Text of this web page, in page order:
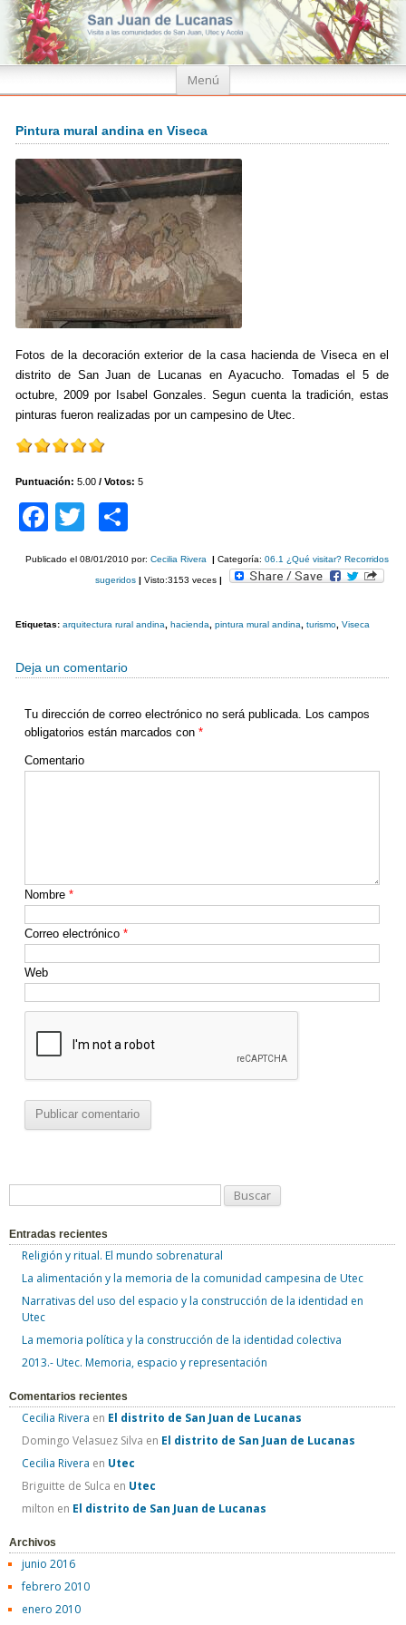
Menú
Ir
Pintura mural andina en Viseca
Fotos de la decoración exterior de la casa hacienda de Viseca en el
distrito de San Juan de Lucanas en Ayacucho. Tomadas el 5 de
octubre, 2009 por Isabel Gonzales. Segun cuenta la tradición, estas
pinturas fueron realizadas por un campesino de Utec.
Puntuación: 5.00 / Votos: 5
F
b
o
k
T
tt
m
ar
Publicado el08/01/2010 por:Cecilia Rivera | Categoría:06.1 ¿Qué visitar? Recorridos
sugeridos | Visto:3153 veces|
Etiquetas: arquitectura rural andina hacienda pintura mural andina turismo Viseca
Deja un comentario
Tu dirección de correo electrónico no será publicada.
Los campos
obligatorios están marcados con *
Comentario
Nombre *
Correo electrónico *
Web
s
Entradas recientes
Religión y ritual. El mundo sobrenatural
La alimentación y la memoria de la comunidad campesina de Utec
Narrativas del uso del espacio y la construcción de la identidad en
Utec
La memoria política y la construcción de la identidad colectiva
2013.- Utec. Memoria, espacio y representación
Comentarios recientes
Cecilia Rivera en El distrito de San Juan de Lucanas
Domingo Velasuez Silva en El distrito de San Juan de Lucanas
Cecilia Rivera en Utec
Briguitte de Sulca en Utec
milton en El distrito de San Juan de Lucanas
Archivos
junio 2016
febrero 2010
enero 2010